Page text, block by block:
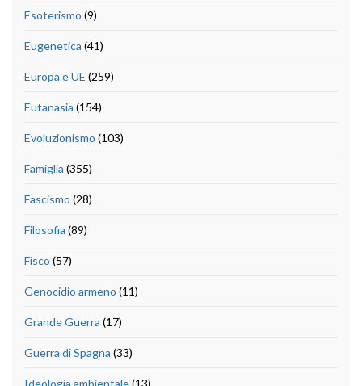
Esoterismo (9)
Eugenetica (41)
Europa e UE (259)
Eutanasia (154)
Evoluzionismo (103)
Famiglia (355)
Fascismo (28)
Filosofia (89)
Fisco (57)
Genocidio armeno (11)
Grande Guerra (17)
Guerra di Spagna (33)